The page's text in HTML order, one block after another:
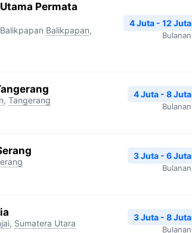
Permata
Balikpapan,
4 Juta - 12 Juta
Bulanan
, Tangerang
4 Juta - 8 Juta
Bulanan
3 Juta - 6 Juta
Bulanan
, Sumatera Utara
3 Juta - 8 Juta
Bulanan